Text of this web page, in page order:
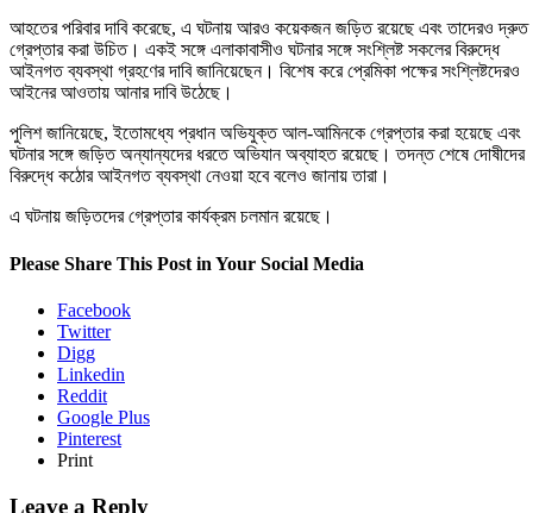
আহতের পরিবার দাবি করেছে, এ ঘটনায় আরও কয়েকজন জড়িত রয়েছে এবং তাদেরও দ্রুত
গ্রেপ্তার করা উচিত। একই সঙ্গে এলাকাবাসীও ঘটনার সঙ্গে সংশ্লিষ্ট সকলের বিরুদ্ধে
আইনগত ব্যবস্থা গ্রহণের দাবি জানিয়েছেন। বিশেষ করে প্রেমিকা পক্ষের সংশ্লিষ্টদেরও
আইনের আওতায় আনার দাবি উঠেছে।
পুলিশ জানিয়েছে, ইতোমধ্যে প্রধান অভিযুক্ত আল-আমিনকে গ্রেপ্তার করা হয়েছে এবং
ঘটনার সঙ্গে জড়িত অন্যান্যদের ধরতে অভিযান অব্যাহত রয়েছে। তদন্ত শেষে দোষীদের
বিরুদ্ধে কঠোর আইনগত ব্যবস্থা নেওয়া হবে বলেও জানায় তারা।
এ ঘটনায় জড়িতদের গ্রেপ্তার কার্যক্রম চলমান রয়েছে।
Please Share This Post in Your Social Media
Facebook
Twitter
Digg
Linkedin
Reddit
Google Plus
Pinterest
Print
Leave a Reply